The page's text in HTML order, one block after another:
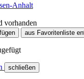
Anhalt
aus Favoritenliste
schließen